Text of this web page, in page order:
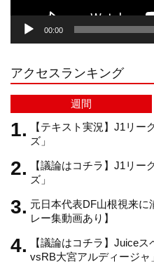
r
a
m
00:00
アクセスランキング
週間
【テキスト実況】J1リー
ズ」
【議論はコチラ】J1リー
ズ」
元日本代表DF山根視来
レー集動画あり】
【議論はコチラ】Juice
vsRB大宮アルディージャ